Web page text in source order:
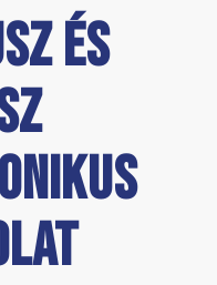
ÉS